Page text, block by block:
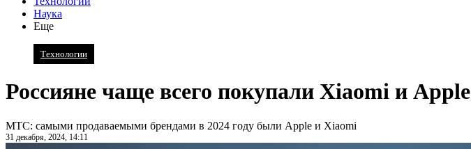
Наука
Еще
Технологии
Россияне чаще всего покупали Xiaomi и Apple
МТС: самыми продаваемыми брендами в 2024 году были Apple и Xiaomi
31 декабря, 2024, 14:11